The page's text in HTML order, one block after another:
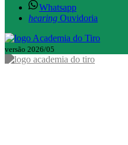
Whatsapp
hearing Ouvidoria
versão 2026/05